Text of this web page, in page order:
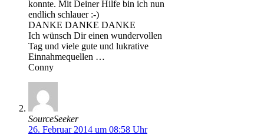
konnte. Mit Deiner Hilfe bin ich nun
endlich schlauer :-)
DANKE DANKE DANKE
Ich wünsch Dir einen wundervollen
Tag und viele gute und lukrative
Einnahmequellen …
Conny
SourceSeeker
26. Februar 2014 um 08:58 Uhr